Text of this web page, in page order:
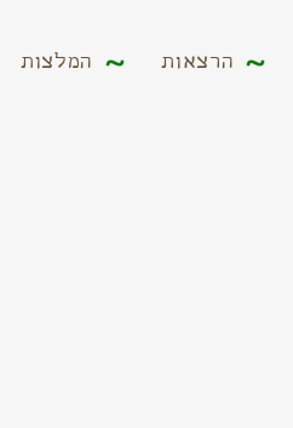
הרצאות המלצות הרצאות המלצות